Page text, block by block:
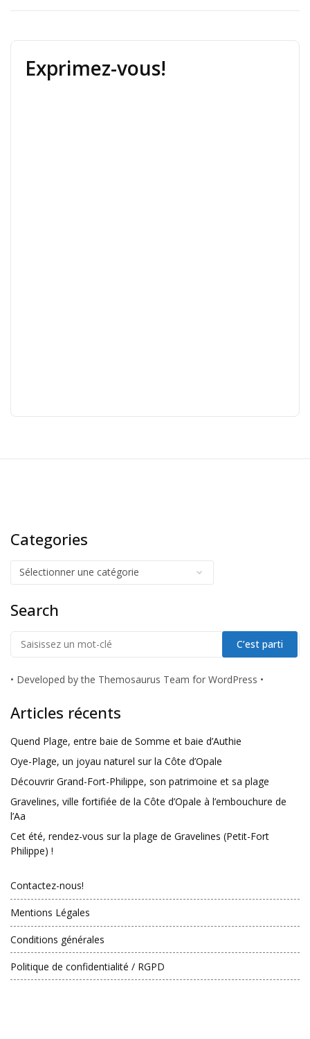
Exprimez-vous!
Categories
Search
• Developed by the Themosaurus Team for WordPress •
Articles récents
Quend Plage, entre baie de Somme et baie d’Authie
Oye-Plage, un joyau naturel sur la Côte d’Opale
Découvrir Grand-Fort-Philippe, son patrimoine et sa plage
Gravelines, ville fortifiée de la Côte d’Opale à l’embouchure de
l’Aa
Cet été, rendez-vous sur la plage de Gravelines (Petit-Fort
Philippe) !
Contactez-nous!
Mentions Légales
Conditions générales
Politique de confidentialité / RGPD